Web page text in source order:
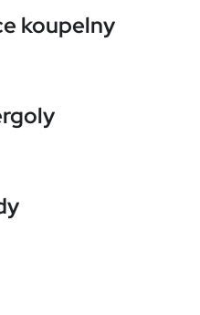
koupelny